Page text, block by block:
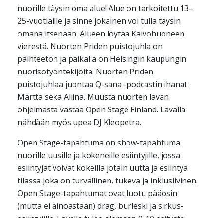
nuorille täysin oma alue! Alue on tarkoitettu 13–
25-vuotiaille ja sinne jokainen voi tulla täysin
omana itsenään. Alueen löytää Kaivohuoneen
vierestä. Nuorten Priden puistojuhla on
päihteetön ja paikalla on Helsingin kaupungin
nuorisotyöntekijöitä. Nuorten Priden
puistojuhlaa juontaa Q-sana -podcastin ihanat
Martta sekä Aliina. Muusta nuorten lavan
ohjelmasta vastaa Open Stage Finland. Lavalla
nähdään myös upea DJ Kleopetra.
Open Stage-tapahtuma on show-tapahtuma
nuorille uusille ja kokeneille esiintyjille, jossa
esiintyjät voivat kokeilla jotain uutta ja esiintyä
tilassa joka on turvallinen, tukeva ja inklusiivinen.
Open Stage-tapahtumat ovat luotu pääosin
(mutta ei ainoastaan) drag, burleski ja sirkus-